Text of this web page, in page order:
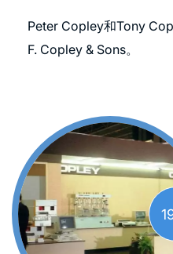
Peter Copley和Tony
F. Copley & Sons。